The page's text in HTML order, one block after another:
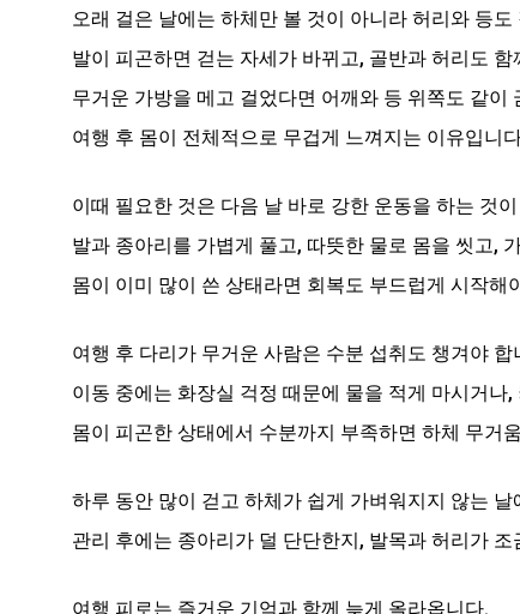
오래 걸은 날에는 하체만 볼 것이 아니라 허리와 등도
발이 피곤하면 걷는 자세가 바뀌고, 골반과 허리도 함
무거운 가방을 메고 걸었다면 어깨와 등 위쪽도 같이
여행 후 몸이 전체적으로 무겁게 느껴지는 이유입니
이때 필요한 것은 다음 날 바로 강한 운동을 하는 것
발과 종아리를 가볍게 풀고, 따뜻한 물로 몸을 씻고,
몸이 이미 많이 쓴 상태라면 회복도 부드럽게 시작해
여행 후 다리가 무거운 사람은 수분 섭취도 챙겨야 합
이동 중에는 화장실 걱정 때문에 물을 적게 마시거나
몸이 피곤한 상태에서 수분까지 부족하면 하체 무거
하루 동안 많이 걷고 하체가 쉽게 가벼워지지 않는
관리 후에는 종아리가 덜 단단한지, 발목과 허리가
여행 피로는 즐거운 기억과 함께 늦게 올라옵니다.